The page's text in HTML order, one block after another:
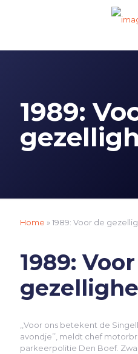
1989:
Home »1989: Voor de
1989:
,,Voor ons betekent de
avondje’’, meldt chef
parkeerpolitie Den Boef.